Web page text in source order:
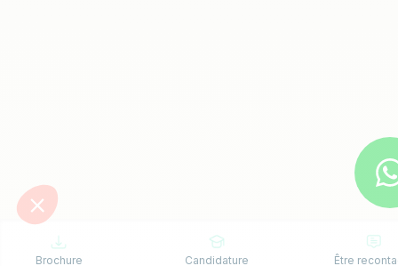
Brochure Candidature Être